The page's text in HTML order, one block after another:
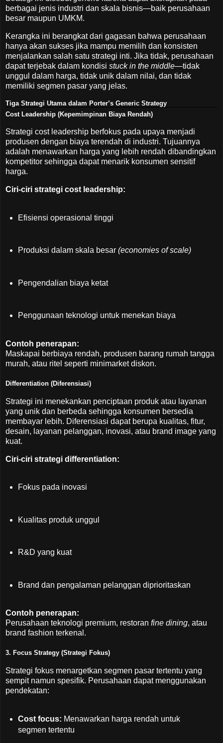
berbagai jenis industri dan skala bisnis—baik perusahaan
besar maupun UMKM.
Kerangka ini berangkat dari gagasan bahwa perusahaan
hanya akan sukses jika mampu memilih dan konsisten
menjalankan salah satu strategi inti. Jika tidak, perusahaan
dapat terjebak dalam kondisi stuck in the middle—tidak
unggul dalam harga, tidak unik dalam nilai, dan tidak
memiliki segmen pasar yang jelas.
Tiga Strategi Utama dalam Porter’s Generic Strategy
Cost Leadership (Kepemimpinan Biaya Rendah)
Strategi cost leadership berfokus pada upaya menjadi
produsen dengan biaya terendah di industri. Tujuannya
adalah menawarkan harga yang lebih rendah dibandingkan
kompetitor sehingga dapat menarik konsumen sensitif
harga.
Ciri-ciri strategi cost leadership:
Efisiensi operasional tinggi
Produksi dalam skala besar (economies of scale)
Pengendalian biaya ketat
Penggunaan teknologi untuk menekan biaya
Contoh penerapan:
Maskapai berbiaya rendah, produsen barang rumah tangga
murah, atau ritel seperti minimarket diskon.
Differentiation (Diferensiasi)
Strategi ini menekankan penciptaan produk atau layanan
yang unik dan berbeda sehingga konsumen bersedia
membayar lebih. Diferensiasi dapat berupa kualitas, fitur,
desain, layanan pelanggan, inovasi, atau brand image yang
kuat.
Ciri-ciri strategi differentiation:
Fokus pada inovasi
Kualitas produk unggul
R&D yang kuat
Brand dan pengalaman pelanggan diprioritaskan
Contoh penerapan:
Perusahaan teknologi premium, restoran fine dining, atau
brand fashion terkenal.
3. Focus Strategy (Strategi Fokus)
Strategi fokus menargetkan segmen pasar tertentu yang
sempit namun spesifik. Perusahaan dapat menggunakan
pendekatan:
Cost focus: Menawarkan harga rendah untuk
segmen tertentu